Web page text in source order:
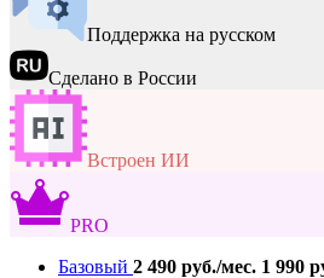
Поддержка на русском
Сделано в России
Встроен ИИ
PRO
Базовый 2 490 руб./мес. 1 990